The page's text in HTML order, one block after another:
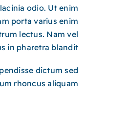
odio. Ut enim
porta varius enim
lectus. Nam vel
in pharetra blandit.
dictum sed
rhoncus aliquam.